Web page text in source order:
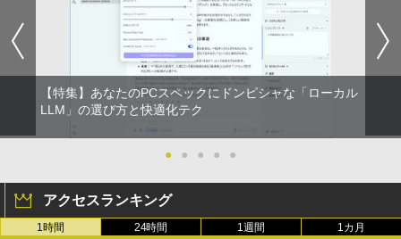
【特集】あなたのPCスペックにドンピシャな「ローカル
LLM」の選び方と快適化テク
● ● ● ● ●
アクセスランキング
1時間 24時間 1週間 1カ月